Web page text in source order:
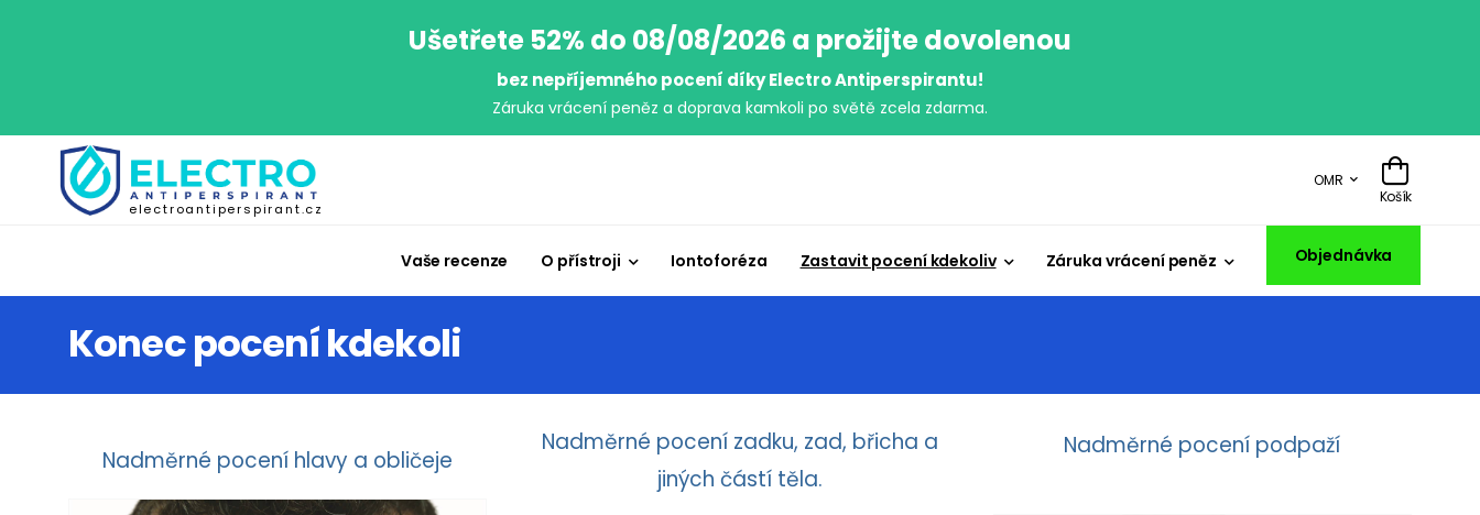
Ušetřete 52% do 08/08/2026 a prožijte dovolenou
bez nepříjemného pocení díky Electro Antiperspirantu!
Záruka vrácení peněz a doprava kamkoli po světě zcela zdarma.
electroantiperspirant.cz
OMR
Košík
Vaše recenze O přístroji Iontoforéza Zastavit pocení kdekoliv Záruka vrácení peněz Objednávka
Konec pocení kdekoli
Nadměrné pocení hlavy a obličeje
Nadměrné pocení zadku, zad, břicha a
jiných částí těla.
Nadměrné pocení podpaží